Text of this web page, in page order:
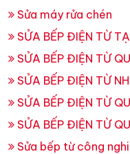
Sửa máy rửa chén
SỬA BẾP ĐIỆN TỪ
SỬA BẾP ĐIỆN TỪ
SỬA BẾP ĐIỆN TỪ
SỬA BẾP ĐIỆN TỪ
SỬA BẾP ĐIỆN TỪ
Sửa bếp từ công